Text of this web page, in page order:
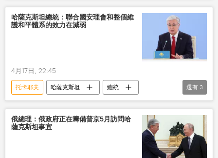
哈薩克斯坦總統：聯合國安理會和整個維
護和平體系的效力在減弱
4月17日, 22:45
托卡耶夫 哈薩克斯坦
總統
聯合國安理會
效率 減少
還有 3
俄總理：俄政府正在籌備普京5月訪問哈
薩克斯坦事宜